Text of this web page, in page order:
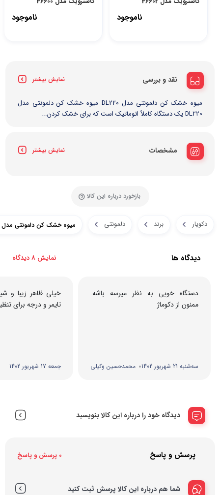
ناموجود ناموجود
نقد و بررسی نمایش بیشتر
میوه خشک کن دلمونتی مدل DL220 میوه‌ خشک کن دلمونتی مدل
DL220 یک دستگاه کاملاً اتوماتیک است که برای خشک کردن...
مشخصات نمایش بیشتر
بازخورد درباره این کالا
دکویار برند دلمونتی میوه خشک کن دلمونتی مدل DL220
دیدگاه ها نمایش 8 دیدگاه
دستگاه خوبی به نظر میرسه باشه.
ممنون از دکوماژ
سه‌شنبه 21 شهریور 1402 محمدحسین وکیلی
خیلی ظاهر زیبا و
تایمر و درجه برای
جمعه 17 شهریور 1402
دیدگاه خود را درباره این کالا بنویسید
پرسش و پاسخ 0 پرسش و پاسخ
شما هم درباره این کالا پرسش ثبت کنید